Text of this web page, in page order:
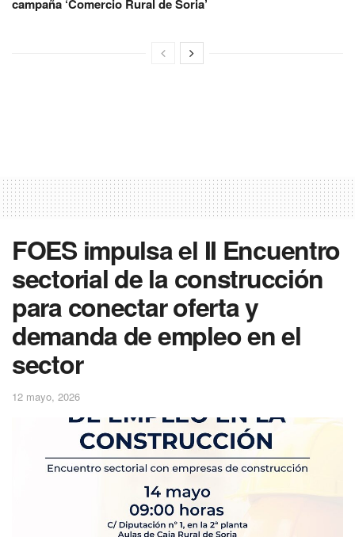
campaña ‘Comercio Rural de Soria’
FOES impulsa el II Encuentro
sectorial de la construcción
para conectar oferta y
demanda de empleo en el
sector
12 mayo, 2026